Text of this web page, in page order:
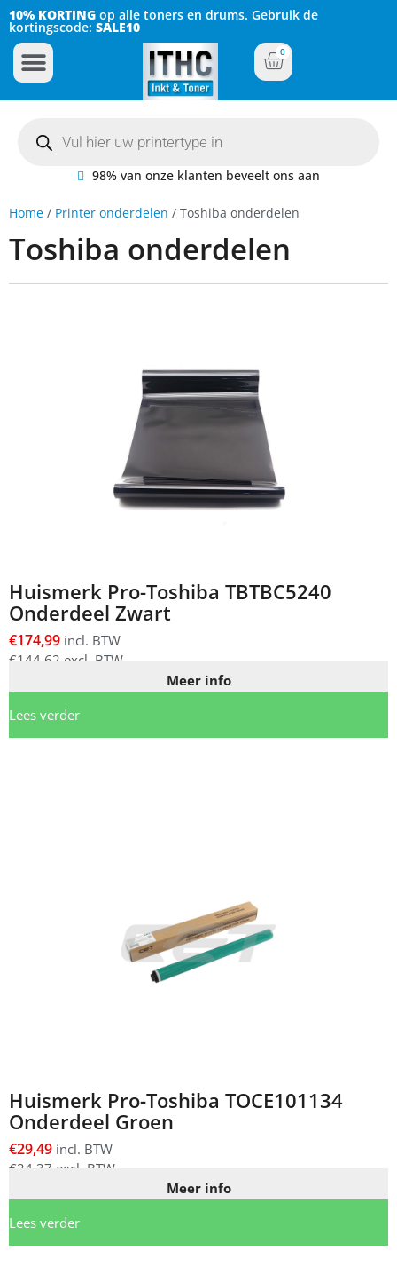
10% KORTING op alle toners en drums. Gebruik de
kortingscode: SALE10
0
98% van onze klanten beveelt ons aan
Home / Printer onderdelen / Toshiba onderdelen
Toshiba onderdelen
Huismerk Pro-Toshiba TBTBC5240
Onderdeel Zwart
€174,99 incl. BTW
€144,62 excl. BTW
Meer info
Lees verder
Huismerk Pro-Toshiba TOCE101134
Onderdeel Groen
€29,49 incl. BTW
€24,37 excl. BTW
Meer info
Lees verder